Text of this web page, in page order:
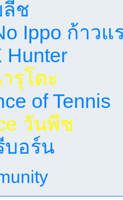
ลีช
Ippo ก้าวแ
Hunter
รุโตะ
of Tennis
วันพีช
บอร์น